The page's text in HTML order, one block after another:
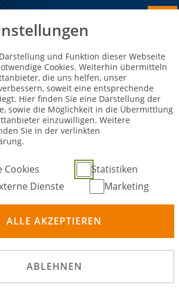
holen bei der DTM
die Rennsiege –
Spitzenreiter
René Rast feiern Siege am
und Funktion dieser Webseite
Cookies. Weiterhin übermitteln
die uns helfen, unser
soweit eine entsprechende
Hier finden Sie eine Darstellung der
sowie die Möglichkeit in die Übermittlung
einzuwilligen. Weitere
Sie in der verlinkten
Cookies
Statistiken
Dienste
Marketing
ALLE AKZEPTIEREN
ABLEHNEN